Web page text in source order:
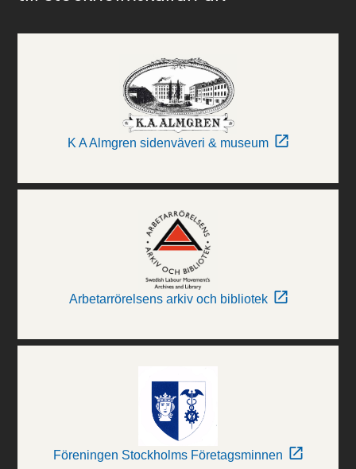
K A Almgren sidenväveri & museum
Arbetarrörelsens arkiv och bibliotek
Föreningen Stockholms Företagsminnen